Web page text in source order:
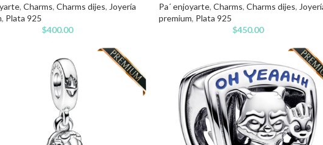
, Charms, Charms dijes, Joyería
, Plata 925
$400.00
Pa´ enjoyarte, Charms, Charms dijes,
premium, Plata 925
$450.00